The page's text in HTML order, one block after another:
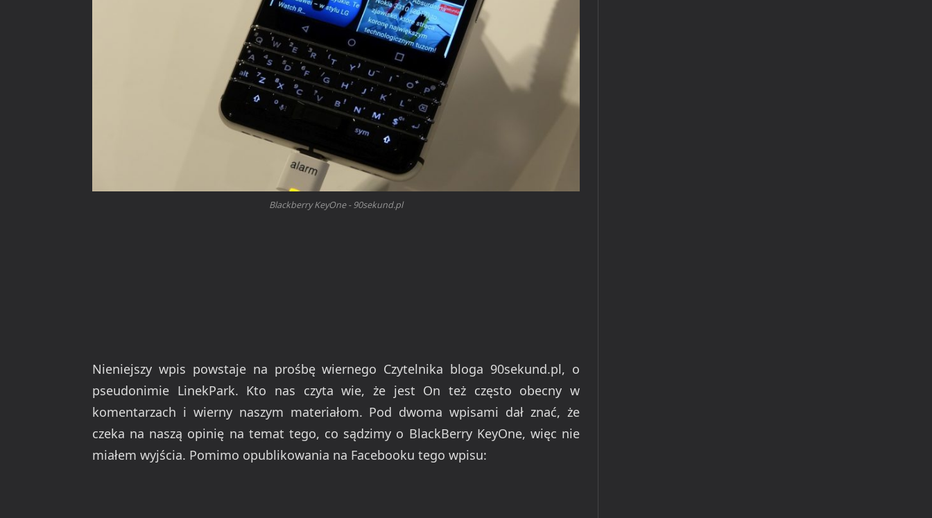
Blackberry KeyOne - 90sekund.pl
Nieniejszy wpis powstaje na prośbę wiernego Czytelnika bloga 90sekund.pl, o
pseudonimie LinekPark. Kto nas czyta wie, że jest On też często obecny w
komentarzach i wierny naszym materiałom. Pod dwoma wpisami dał znać, że
czeka na naszą opinię na temat tego, co sądzimy o BlackBerry KeyOne, więc nie
miałem wyjścia. Pomimo opublikowania na Facebooku tego wpisu: